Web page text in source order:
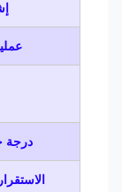
إشارة
عملية
درجة
الاستقرار